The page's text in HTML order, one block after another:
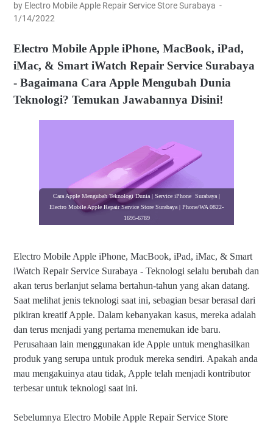
by Electro Mobile Apple Repair Service Store Surabaya
1/14/2022
Electro Mobile Apple iPhone, MacBook, iPad,
iMac, & Smart iWatch Repair Service Surabaya
- Bagaimana Cara Apple Mengubah Dunia
Teknologi? Temukan Jawabannya Disini!
Cara Apple Mengubah Teknologi Dunia | Service iPhone Surabaya |
Electro Mobile Apple Repair Service Store Surabaya | Phone/WA 0822-
1695-6789
Electro Mobile Apple iPhone, MacBook, iPad, iMac, & Smart
iWatch Repair Service Surabaya - Teknologi selalu berubah dan
akan terus berlanjut selama bertahun-tahun yang akan datang.
Saat melihat jenis teknologi saat ini, sebagian besar berasal dari
pikiran kreatif Apple. Dalam kebanyakan kasus, mereka adalah
dan terus menjadi yang pertama menemukan ide baru.
Perusahaan lain menggunakan ide Apple untuk menghasilkan
produk yang serupa untuk produk mereka sendiri. Apakah anda
mau mengakuinya atau tidak, Apple telah menjadi kontributor
terbesar untuk teknologi saat ini.
Sebelumnya Electro Mobile Apple Repair Service Store